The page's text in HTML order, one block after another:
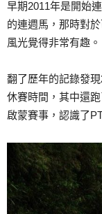
早期2011年是開始
的連週馬，那時對
風光覺得非常有趣。
翻了歷年的記錄發
休賽時間，其中還
啟蒙賽事，認識了